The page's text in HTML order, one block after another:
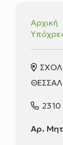
Αρχική
Αρ.